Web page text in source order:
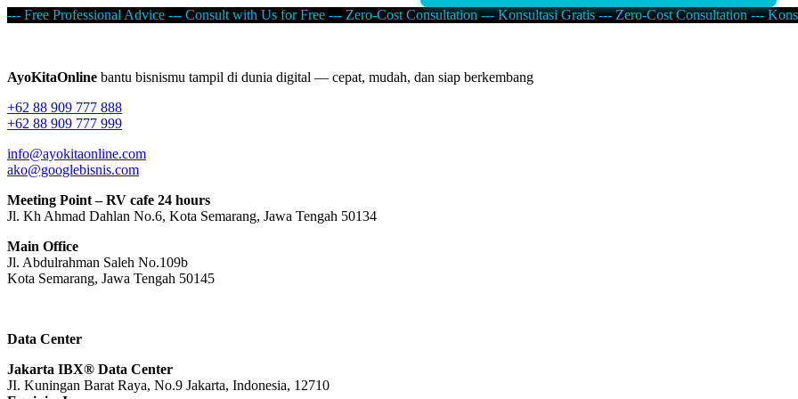
--- Free Professional Advice --- Consult with Us for Free --- Zero-Cost Consultation --- Konsultasi Gratis --- Zero-Cost Consultation ---
AyoKitaOnline bantu bisnismu tampil di dunia digital — cepat, mudah, dan siap berkembang
+62 88 909 777 888
+62 88 909 777 999
info@ayokitaonline.com
ako@googlebisnis.com
Meeting Point – RV cafe 24 hours
Jl. Kh Ahmad Dahlan No.6, Kota Semarang, Jawa Tengah 50134
Main Office
Jl. Abdulrahman Saleh No.109b
Kota Semarang, Jawa Tengah 50145
Data Center
Jakarta IBX® Data Center
JI. Kuningan Barat Raya, No.9 Jakarta, Indonesia, 12710